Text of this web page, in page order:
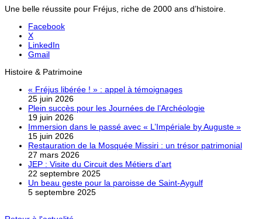
Une belle réussite pour Fréjus, riche de 2000 ans d’histoire.
Facebook
X
LinkedIn
Gmail
Histoire & Patrimoine
« Fréjus libérée ! » : appel à témoignages
25 juin 2026
Plein succès pour les Journées de l’Archéologie
19 juin 2026
Immersion dans le passé avec « L’Impériale by Auguste »
15 juin 2026
Restauration de la Mosquée Missiri : un trésor patrimonial
27 mars 2026
JEP : Visite du Circuit des Métiers d’art
22 septembre 2025
Un beau geste pour la paroisse de Saint-Aygulf
5 septembre 2025